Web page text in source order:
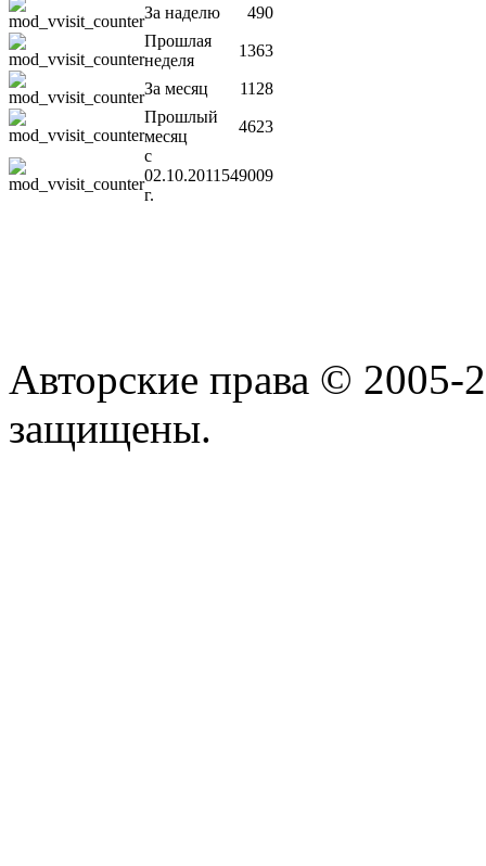
За наделю
490
Прошлая
неделя
1363
За месяц
1128
Прошлый
месяц
4623
с
02.10.2011
г.
549009
Авторские права ©
защищены.